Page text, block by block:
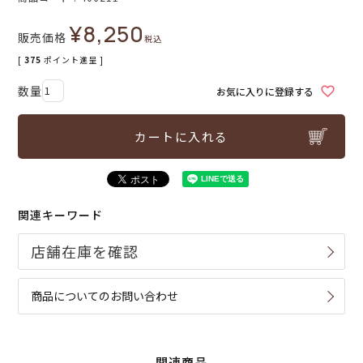
販売価格 ¥8,250税込
[ 375 ポイント進呈 ]
お気に入りに登録する
カートに入れる
関連キーワード
商品についてのお問い合わせ